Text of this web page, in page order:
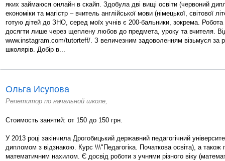
яких займаюся онлайн в скайп. Здобула дві вищі освіти (червоний
економіки та магістр – вчитель англійської мови (німецької, світової
готую дітей до ЗНО, серед моїх учнів є 200-бальники, зокрема.
досягти лише через щеплену любов до предмета, уроку та вчителя.
www.instagram.com/tutorteff/. З величезним задоволенням візьмуся за
школярів. Добір в...
Ольга Исупова
Репетитор по начальной школе,
Стоимость занятий: от 150 до 150 грн.
У 2013 році закінчила Дрогобицький державний педагогічний
дипломом з відзнакою. Курс \\\"Педагогіка. Початкова освіта), а також
математичним нахилом. Є досвід роботи з учнями різного віку